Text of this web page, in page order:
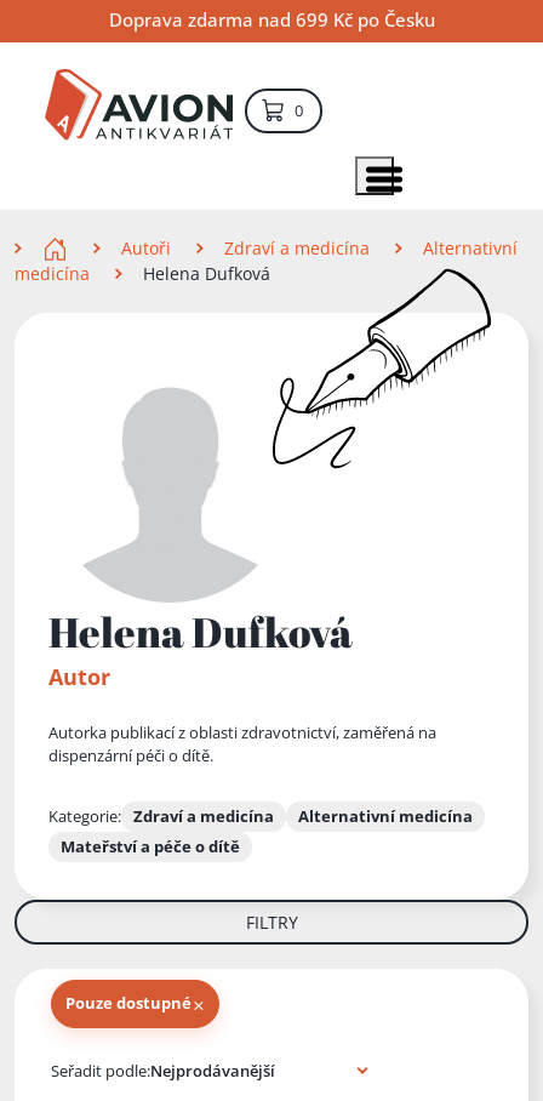
na
obsah
na
navigaci
na
vyhledávání
Doprava zdarma nad 699 Kč po Česku
0položek – košík
Zobrazit položky menu
Autoři Zdraví a medicína
Alternativní
medicína
Helena Dufková
Helena Dufková
Autor
Autorka publikací z oblasti zdravotnictví, zaměřená na
dispenzární péči o dítě.
Kategorie: Zdraví a medicína
Alternativní medicína
Mateřství a péče o dítě
FILTRY
Pouze dostupné×
Seřadit podle: